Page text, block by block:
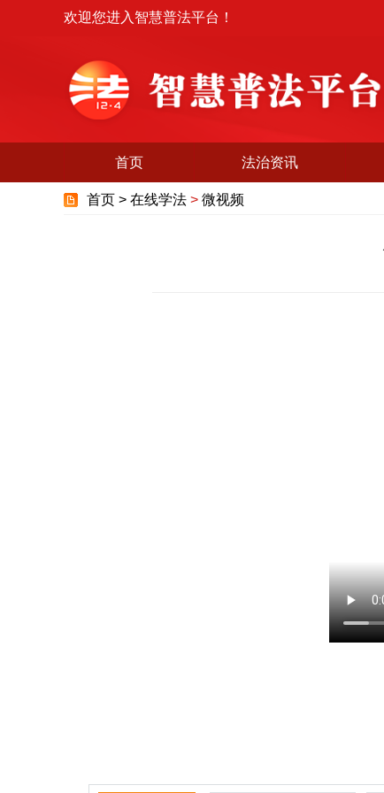
欢迎您进入智慧普法平台！
首页 法治资讯
首页 > 在线学法 > 微视频